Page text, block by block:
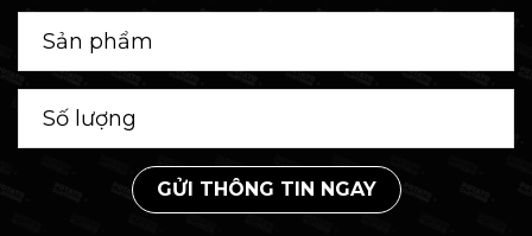
GỬI THÔNG TIN NGAY